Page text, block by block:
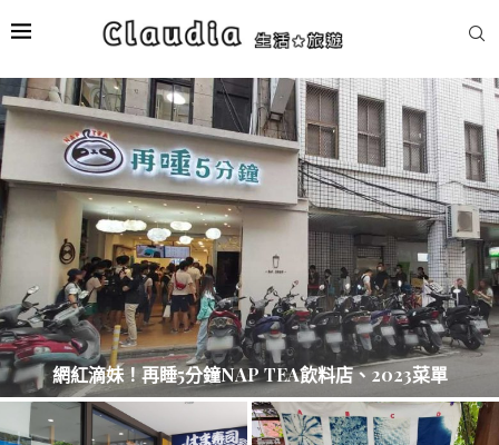
福岡必訪！ 太宰府天滿宮、梅枝餅、星巴克、觀光列車